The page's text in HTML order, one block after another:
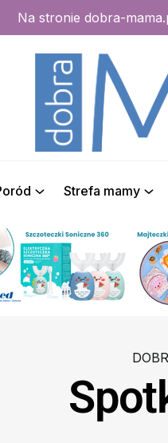
Na stronie dobra-
Strefa mamy